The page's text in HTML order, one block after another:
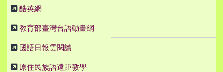
酷英網
教育部臺灣台語動畫網
國語日報雲閱讀
原住民族語遠距教學